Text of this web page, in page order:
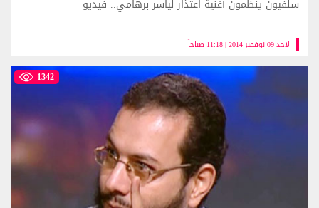
الاحد 09 نوفمبر 2014 | 11:18 صباحاً
سلفيون ينظمون أغنية اعتذار لياسر برهامي.. فيديو
1342